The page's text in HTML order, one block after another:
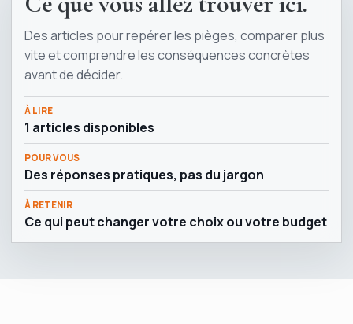
Des articles pour repérer les pièges, comparer plus
vite et comprendre les conséquences concrètes
avant de décider.
À LIRE
1 articles disponibles
POUR VOUS
Des réponses pratiques, pas du jargon
À RETENIR
Ce qui peut changer votre choix ou votre budget